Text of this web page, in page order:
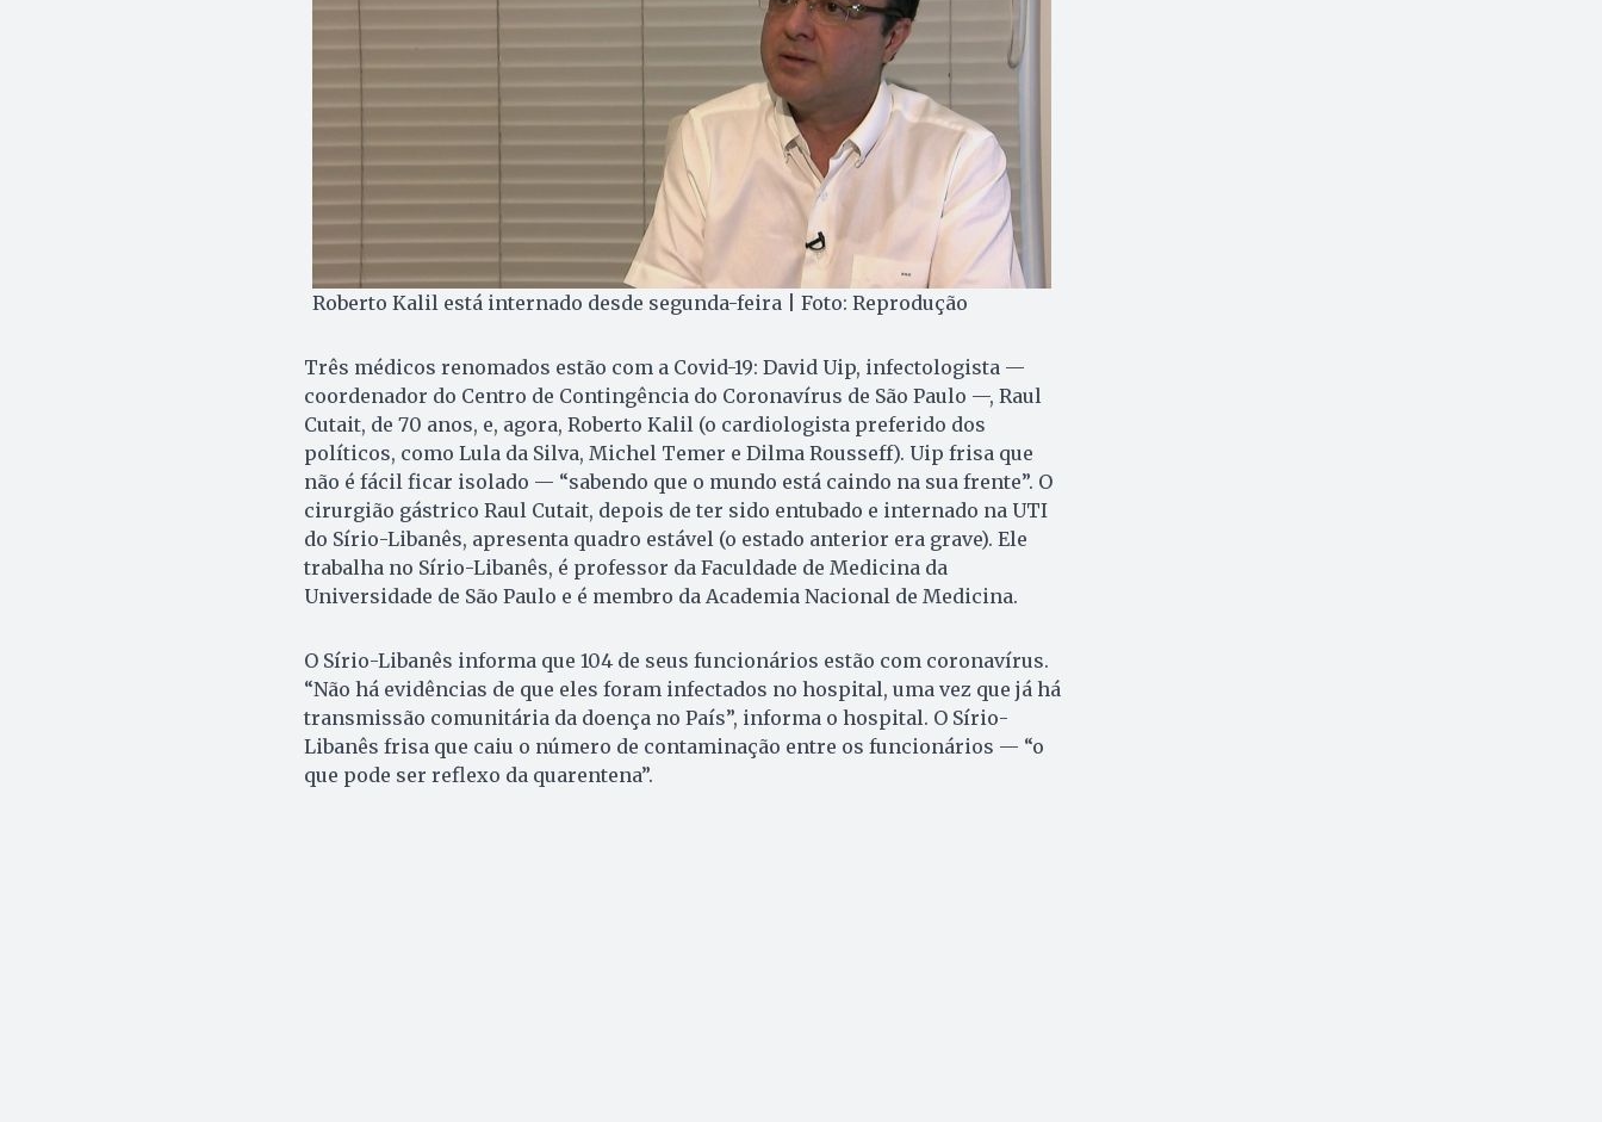
Roberto Kalil está internado desde segunda-feira | Foto: Reprodução
Três médicos renomados estão com a Covid-19: David Uip, infectologista —
coordenador do Centro de Contingência do Coronavírus de São Paulo —, Raul
Cutait, de 70 anos, e, agora, Roberto Kalil (o cardiologista preferido dos
políticos, como Lula da Silva, Michel Temer e Dilma Rousseff). Uip frisa que
não é fácil ficar isolado — “sabendo que o mundo está caindo na sua frente”. O
cirurgião gástrico Raul Cutait, depois de ter sido entubado e internado na UTI
do Sírio-Libanês, apresenta quadro estável (o estado anterior era grave). Ele
trabalha no Sírio-Libanês, é professor da Faculdade de Medicina da
Universidade de São Paulo e é membro da Academia Nacional de Medicina.
O Sírio-Libanês informa que 104 de seus funcionários estão com coronavírus.
“Não há evidências de que eles foram infectados no hospital, uma vez que já há
transmissão comunitária da doença no País”, informa o hospital. O Sírio-
Libanês frisa que caiu o número de contaminação entre os funcionários — “o
que pode ser reflexo da quarentena”.